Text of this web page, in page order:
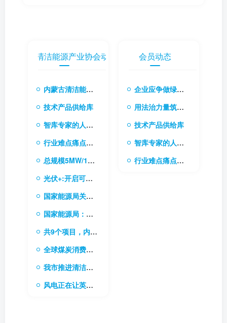
内蒙古清洁能源产业协会动态
内蒙古清洁能源产业协会会长张楠：融合国际经验与本土创新 共筑清洁能源转型新生态
技术产品供给库
智库专家的人才库
行业难点痛点的需求库
总规模5MW/10MWh 内蒙古电网首个电网侧独立储能电站成功并网
光伏+:开启可持续能源的无限可能
国家能源局关于做好新能源消纳工作 保障新能源高质量发展的通知
国家能源局：稳步有序推进“双碳”目标是今后一个时期能源高质量发展的根本任务
共9个项目，内蒙古下发2024年新型储能专项行动实施项目清单
全球煤炭消费稳中求进，电力需求成关键驱动力
我市推进清洁能源和战略资源综合开发利用基地建设
风电正在让英国加速成为“清洁能源超级大国”
会员动态
企业应争做绿色转型先行者
用法治力量筑牢绿色转型根基
技术产品供给库
智库专家的人才库
行业难点痛点的需求库